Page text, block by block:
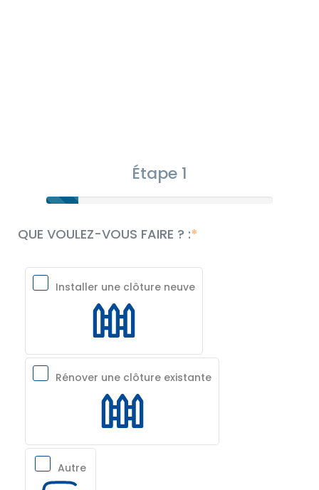
Étape 1
QUE VOULEZ-VOUS FAIRE ? :
Installer une clôture neuve
Rénover une clôture existante
Autre